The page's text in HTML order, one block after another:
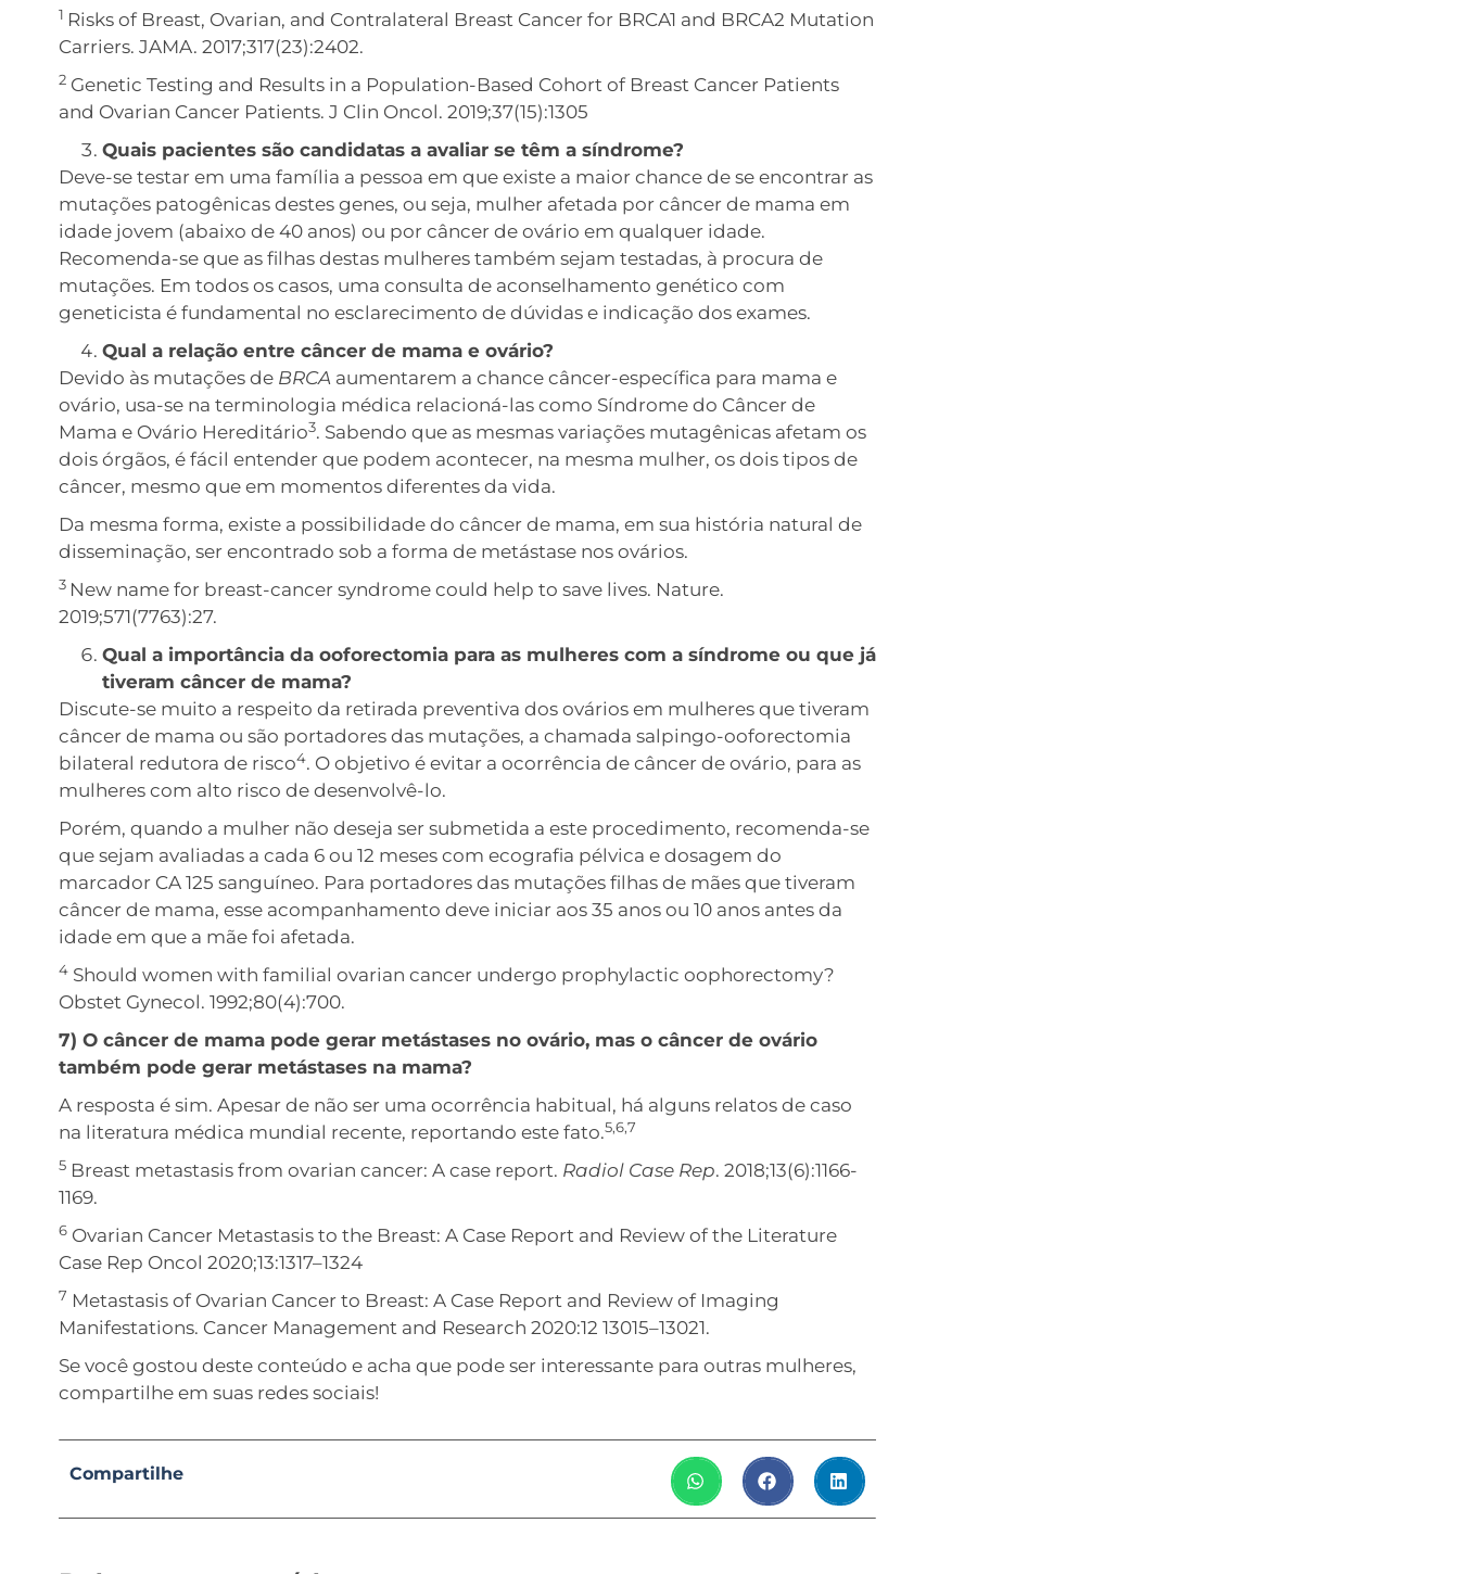
1 Risks of Breast, Ovarian, and Contralateral Breast Cancer for BRCA1 and BRCA2 Mutation
Carriers. JAMA. 2017;317(23):2402.
2Genetic Testing and Results in a Population-Based Cohort of Breast Cancer Patients
and Ovarian Cancer Patients. J Clin Oncol. 2019;37(15):1305
Quais pacientes são candidatas a avaliar se têm a síndrome?
Deve-se testar em uma família a pessoa em que existe a maior chance de se encontrar as
mutações patogênicas destes genes, ou seja, mulher afetada por câncer de mama em
idade jovem (abaixo de 40 anos) ou por câncer de ovário em qualquer idade.
Recomenda-se que as filhas destas mulheres também sejam testadas, à procura de
mutações. Em todos os casos, uma consulta de aconselhamento genético com
geneticista é fundamental no esclarecimento de dúvidas e indicação dos exames.
Qual a relação entre câncer de mama e ovário?
Devido às mutações de BRCAaumentarem a chance câncer-específica para mama e
ovário, usa-se na terminologia médica relacioná-las como Síndrome do Câncer de
Mama e Ovário Hereditário3. Sabendo que as mesmas variações mutagênicas afetam os
dois órgãos, é fácil entender que podem acontecer, na mesma mulher, os dois tipos de
câncer, mesmo que em momentos diferentes da vida.
Da mesma forma, existe a possibilidade do câncer de mama, em sua história natural de
disseminação, ser encontrado sob a forma de metástase nos ovários.
3 New name for breast-cancer syndrome could help to save lives. Nature.
2019;571(7763):27.
Qual a importância da ooforectomia para as mulheres com a síndrome ou que já
tiveram câncer de mama?
Discute-se muito a respeito da retirada preventiva dos ovários em mulheres que tiveram
câncer de mama ou são portadores das mutações, a chamada salpingo-ooforectomia
bilateral redutora de risco4. O objetivo é evitar a ocorrência de câncer de ovário, para as
mulheres com alto risco de desenvolvê-lo.
Porém, quando a mulher não deseja ser submetida a este procedimento, recomenda-se
que sejam avaliadas a cada 6 ou 12 meses com ecografia pélvica e dosagem do
marcador CA 125 sanguíneo. Para portadores das mutações filhas de mães que tiveram
câncer de mama, esse acompanhamento deve iniciar aos 35 anos ou 10 anos antes da
idade em que a mãe foi afetada.
4Should women with familial ovarian cancer undergo prophylactic oophorectomy?
Obstet Gynecol. 1992;80(4):700.
7) O câncer de mama pode gerar metástases no ovário, mas o câncer de ovário
também pode gerar metástases na mama?
A resposta é sim. Apesar de não ser uma ocorrência habitual, há alguns relatos de caso
na literatura médica mundial recente, reportando este fato.5,6,7
5Breast metastasis from ovarian cancer: A case report. Radiol Case Rep. 2018;13(6):1166-
1169.
6Ovarian Cancer Metastasis to the Breast: A Case Report and Review of the Literature
Case Rep Oncol 2020;13:1317–1324
7 Metastasis of Ovarian Cancer to Breast: A Case Report and Review of Imaging
Manifestations. Cancer Management and Research 2020:12 13015–13021.
Se você gostou deste conteúdo e acha que pode ser interessante para outras mulheres,
compartilhe em suas redes sociais!
Compartilhe